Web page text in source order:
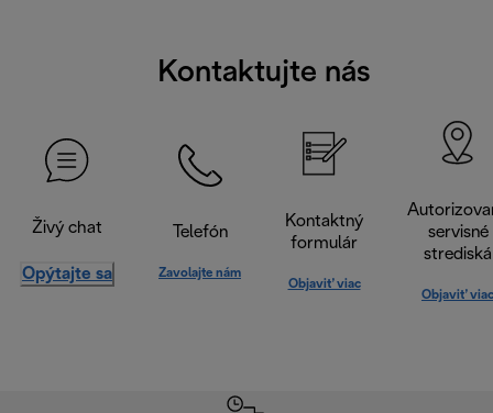
Kontaktujte nás
Živý chat
Opýtajte sa
Telefón
Zavolajte nám
Kontaktný
formulár
Objaviť viac
servisné
strediská
Objaviť viac